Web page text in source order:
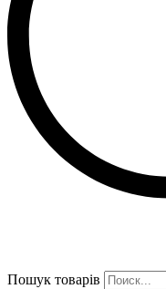
Пошук товарів